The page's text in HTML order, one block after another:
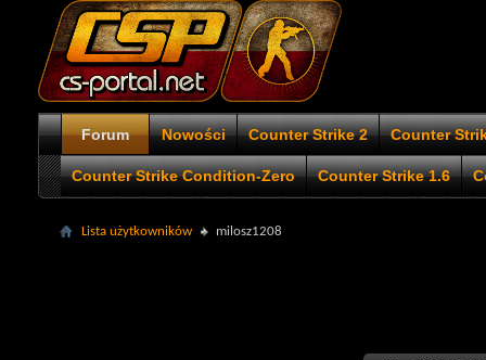
Forum Nowości Counter Strike 2 Counter
Counter Strike Condition-Zero Counter Strike 1.6
Lista użytkowników milosz1208